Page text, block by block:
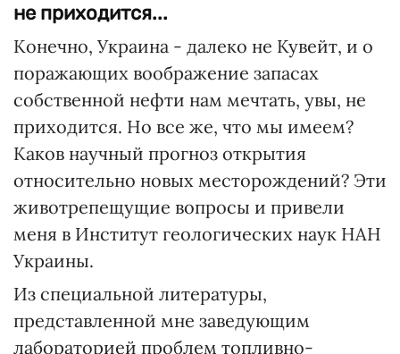
не приходится...
Конечно, Украина - далеко не Кувейт, и о
поражающих воображение запасах
собственной нефти нам мечтать, увы, не
приходится. Но все же, что мы имеем?
Каков научный прогноз открытия
относительно новых месторождений? Эти
животрепещущие вопросы и привели
меня в Институт геологических наук НАН
Украины.
Из специальной литературы,
представленной мне заведующим
лабораторией проблем топливно-